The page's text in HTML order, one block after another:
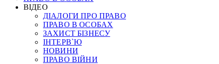
ВІДЕО
ДІАЛОГИ ПРО ПРАВО
ПРАВО В ОСОБАХ
ЗАХИСТ БІЗНЕСУ
ІНТЕРВ`Ю
НОВИНИ
ПРАВО ВІЙНИ